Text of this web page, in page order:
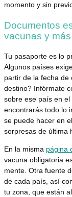
momento y sin
Documentos
vacunas y más
Tu pasaporte es lo
Algunos países
partir de la fecha de
destino? Infórmate
sobre ese país en
encontrarás todo lo
se puede hacer en
sorpresas de última
En la misma página
vacuna obligatoria
mente. Otra fuente
de cada país, así
tu zona, que están